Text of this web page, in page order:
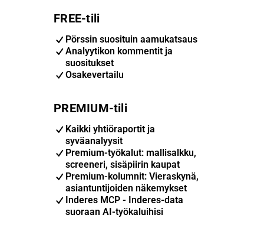
FREE-tili
Pörssin suosituin aamukatsaus
Analyytikon kommentit ja
suositukset
Osakevertailu
PREMIUM-tili
Kaikki yhtiöraportit ja
syväanalyysit
Premium-työkalut: mallisalkku,
screeneri, sisäpiirin kaupat
Premium-kolumnit: Vieraskynä,
asiantuntijoiden näkemykset
Inderes MCP - Inderes-data
suoraan AI-työkaluihisi